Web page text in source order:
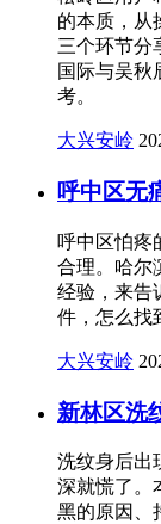
的本质，从
三个环节分
国际与吴秋
考。
大兴安岭
呼中区无
呼中区怕疼
合理。哈尔
经验，来告
件，怎么找
大兴安岭
新林区洗
洗纹身后出
深就慌了。
黑的原因、